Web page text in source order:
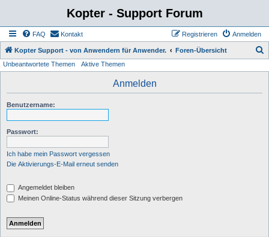
Kopter - Support Forum
FAQ Kontakt Anmelden
Registrieren
Kopter Support - von Anwendern für Anwender. Foren-Übersicht
Unbeantwortete Themen Aktive Themen
Anmelden
Benutzername:
Passwort:
Ich habe mein Passwort vergessen
Die Aktivierungs-E-Mail erneut senden
Angemeldet bleiben
Meinen Online-Status während dieser Sitzung verbergen